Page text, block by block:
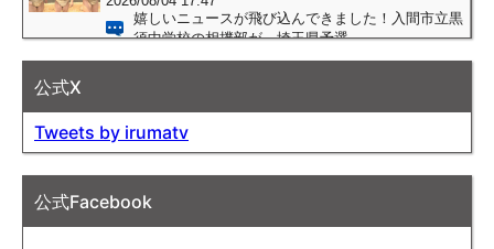
公式X
Tweets by irumatv
公式Facebook